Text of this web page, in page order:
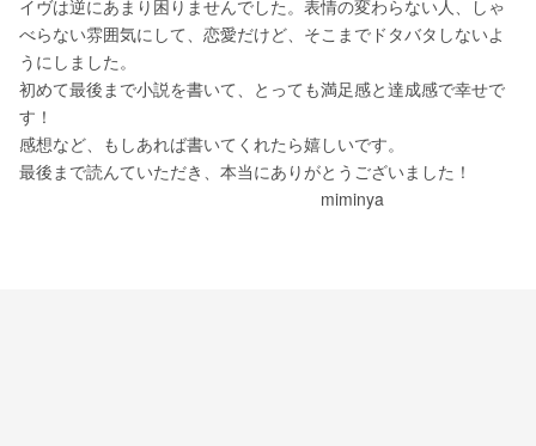
イヴは逆にあまり困りませんでした。表情の変わらない人、しゃ
べらない雰囲気にして、恋愛だけど、そこまでドタバタしないよ
うにしました。
初めて最後まで小説を書いて、とっても満足感と達成感で幸せで
す！
感想など、もしあれば書いてくれたら嬉しいです。
最後まで読んていただき、本当にありがとうございました！
miminya